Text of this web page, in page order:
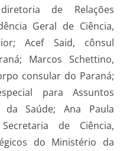
de Relações
Geral de Ciência,
Acef Said, cônsul
Marcos Schettino,
consular do Paraná;
para Assuntos
da Saúde; Ana Paula
de Ciência,
do Ministério da